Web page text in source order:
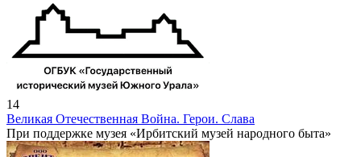
14
Великая Отечественная Война. Герои. Слава
При поддержке музея «Ирбитский музей народного быта»